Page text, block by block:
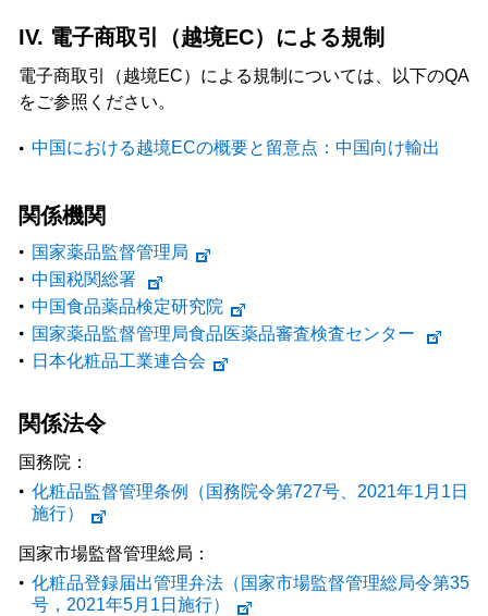
IV. 電子商取引（越境EC）による規制
電子商取引（越境EC）による規制については、以下のQA
をご参照ください。
中国における越境ECの概要と留意点：中国向け輸出
関係機関
国家薬品監督管理局
中国税関総署
中国食品薬品検定研究院
国家薬品監督管理局食品医薬品審査検査センター
日本化粧品工業連合会
関係法令
国務院：
化粧品監督管理条例（国務院令第727号、2021年1月1日
施行）
国家市場監督管理総局：
化粧品登録届出管理弁法（国家市場監督管理総局令第35
号，2021年5月1日施行）